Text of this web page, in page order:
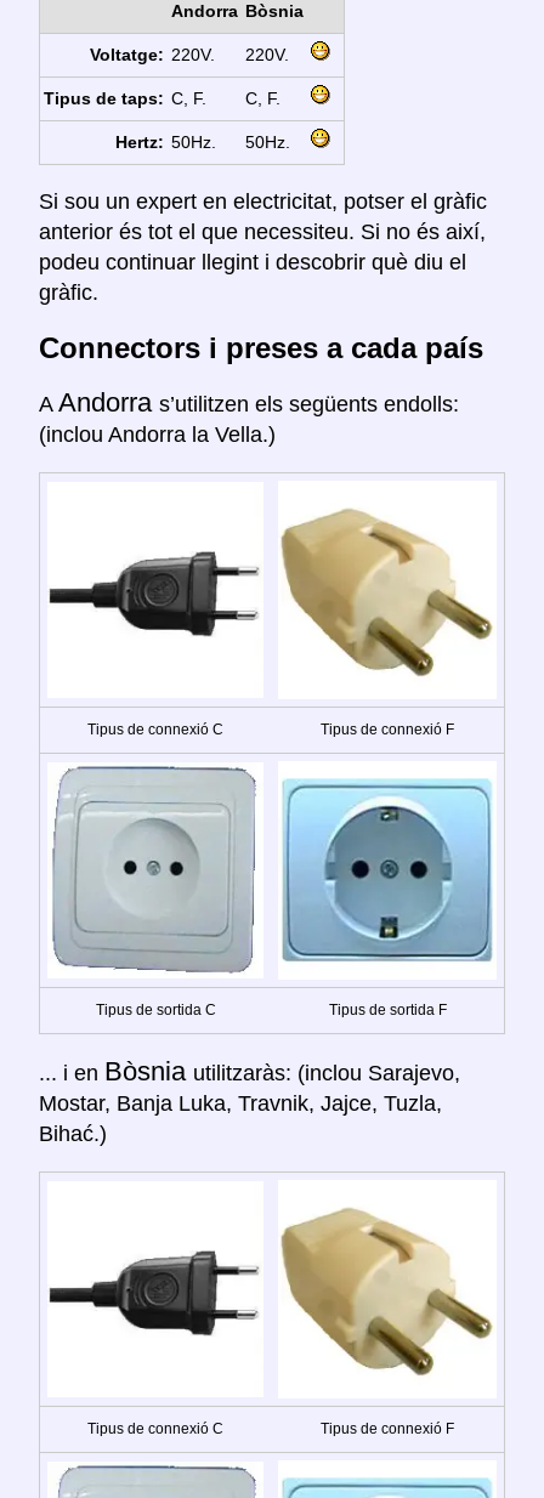
Andorra Bòsnia
Voltatge: 220V. 220V.
Tipus de taps: C, F. C, F.
Hertz: 50Hz. 50Hz.
Si sou un expert en electricitat, potser el gràfic
anterior és tot el que necessiteu. Si no és així,
podeu continuar llegint i descobrir què diu el
gràfic.
Connectors i preses a cada país
A Andorra s’utilitzen els següents endolls:
(inclou Andorra la Vella.)
Tipus de connexió C Tipus de connexió F
Tipus de sortida C Tipus de sortida F
... i en Bòsnia utilitzaràs: (inclou Sarajevo,
Mostar, Banja Luka, Travnik, Jajce, Tuzla,
Bihać.)
Tipus de connexió C Tipus de connexió F